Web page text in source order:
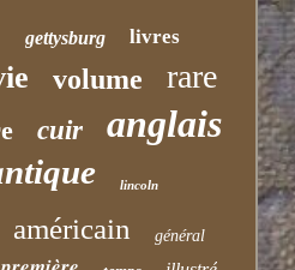
gettysburg livres
volume rare
cuir anglais
lincoln
américain général